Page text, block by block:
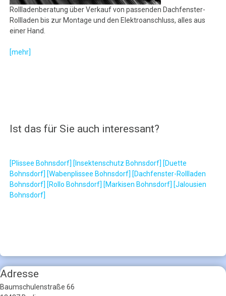
Rollladenberatung über Verkauf von passenden Dachfenster-
Rollladen bis zur Montage und den Elektroanschluss, alles aus
einer Hand.
[mehr]
Ist das für Sie auch interessant?
[Plissee Bohnsdorf] [Insektenschutz Bohnsdorf] [Duette
Bohnsdorf] [Wabenplissee Bohnsdorf] [Dachfenster-Rollladen
Bohnsdorf] [Rollo Bohnsdorf] [Markisen Bohnsdorf] [Jalousien
Bohnsdorf]
Adresse
Baumschulenstraße 66